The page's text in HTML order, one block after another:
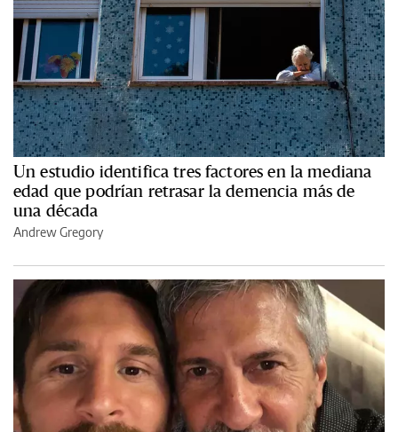
Un estudio identifica tres factores en la mediana
edad que podrían retrasar la demencia más de
una década
Andrew Gregory